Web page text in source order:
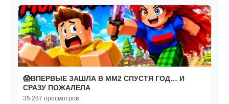
😱ВПЕРВЫЕ ЗАШЛА В ММ2 СПУСТЯ ГОД… И
СРАЗУ ПОЖАЛЕЛА
35 287 просмотров